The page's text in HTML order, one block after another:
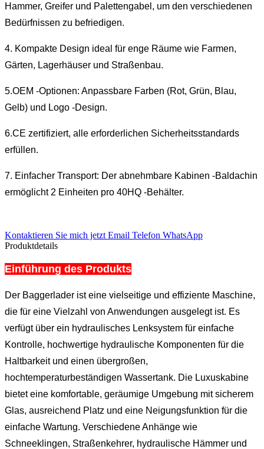
Hammer, Greifer und Palettengabel, um den verschiedenen
Bedürfnissen zu befriedigen.
4. Kompakte Design ideal für enge Räume wie Farmen,
Gärten, Lagerhäuser und Straßenbau.
5.OEM -Optionen: Anpassbare Farben (Rot, Grün, Blau,
Gelb) und Logo -Design.
6.CE zertifiziert, alle erforderlichen Sicherheitsstandards
erfüllen.
7. Einfacher Transport: Der abnehmbare Kabinen -Baldachin
ermöglicht 2 Einheiten pro 40HQ -Behälter.
Kontaktieren Sie mich jetzt Email Telefon WhatsApp
Produktdetails
Einführung des Produkts
Der Baggerlader ist eine vielseitige und effiziente Maschine,
die für eine Vielzahl von Anwendungen ausgelegt ist. Es
verfügt über ein hydraulisches Lenksystem für einfache
Kontrolle, hochwertige hydraulische Komponenten für die
Haltbarkeit und einen übergroßen,
hochtemperaturbeständigen Wassertank. Die Luxuskabine
bietet eine komfortable, geräumige Umgebung mit sicherem
Glas, ausreichend Platz und eine Neigungsfunktion für die
einfache Wartung. Verschiedene Anhänge wie
Schneeklingen, Straßenkehrer, hydraulische Hämmer und